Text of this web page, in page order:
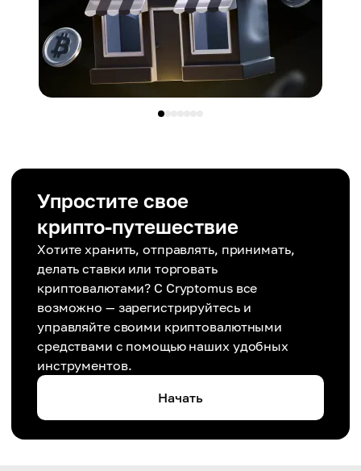
Упростите свое
крипто-путешествие
Хотите хранить, отправлять, принимать,
делать ставки или торговать
криптовалютами? С Cryptomus все
возможно — зарегистрируйтесь и
управляйте своими криптовалютными
средствами с помощью наших удобных
инструментов.
Начать